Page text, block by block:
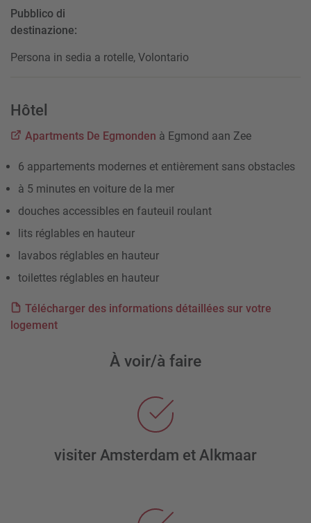
Pubblico di
destinazione:
Persona in sedia a rotelle, Volontario
Hôtel
Apartments De Egmonden à Egmond aan Zee
6 appartements modernes et entièrement sans obstacles
à 5 minutes en voiture de la mer
douches accessibles en fauteuil roulant
lits réglables en hauteur
lavabos réglables en hauteur
toilettes réglables en hauteur
Télécharger des informations détaillées sur votre
logement
À voir/à faire
visiter Amsterdam et Alkmaar